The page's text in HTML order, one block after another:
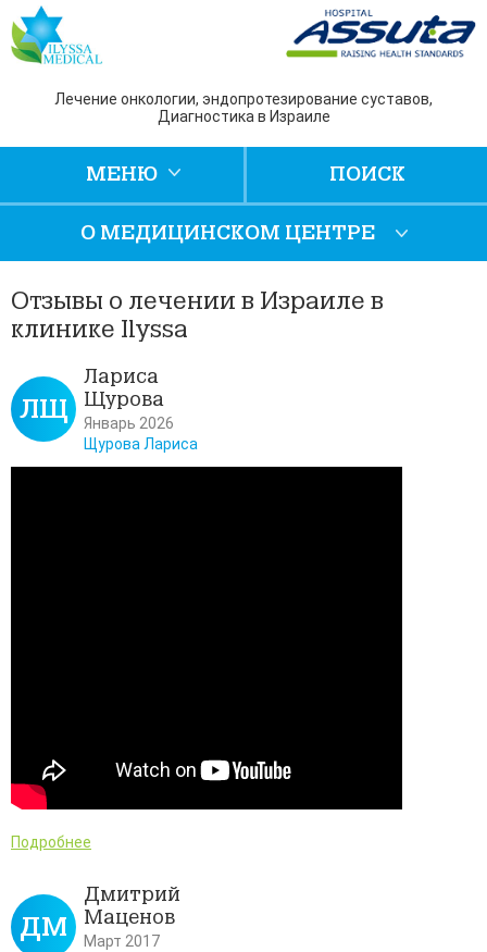
Лечение онкологии, эндопротезирование суставов,
Диагностика в Израиле
ПОИСК
МЕНЮ
Отзывы о лечении в Израиле в
клинике Ilyssa
ЛЩ
Лариса
Щурова
Январь 2026
Щурова Лариса
Подробнее
ДМ
Дмитрий
Маценов
Март 2017
О МЕДИЦИНСКОМ ЦЕНТРЕ